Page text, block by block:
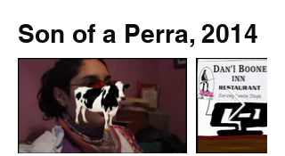
Son of a Perra, 2014